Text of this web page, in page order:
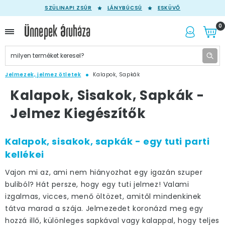
SZÜLINAPI ZSÚR LÁNYBÚCSÚ ESKÜVŐ
0
Jelmezek, jelmez ötletek Kalapok, Sapkák
Kalapok, Sisakok, Sapkák -
Jelmez Kiegészítők
Kalapok, sisakok, sapkák - egy tuti parti
kellékei
Vajon mi az, ami nem hiányozhat egy igazán szuper
buliból? Hát persze, hogy egy tuti jelmez! Valami
izgalmas, vicces, menő öltözet, amitől mindenkinek
tátva marad a szája. Jelmezedet koronázd meg egy
hozzá illő, különleges sapkával vagy kalappal, hogy teljes